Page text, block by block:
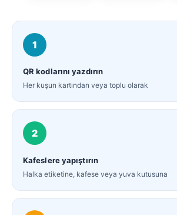
1
QR kodlarını yazdırın
Her kuşun kartından veya toplu olarak
2
Kafeslere yapıştırın
Halka etiketine, kafese veya yuva kutusuna